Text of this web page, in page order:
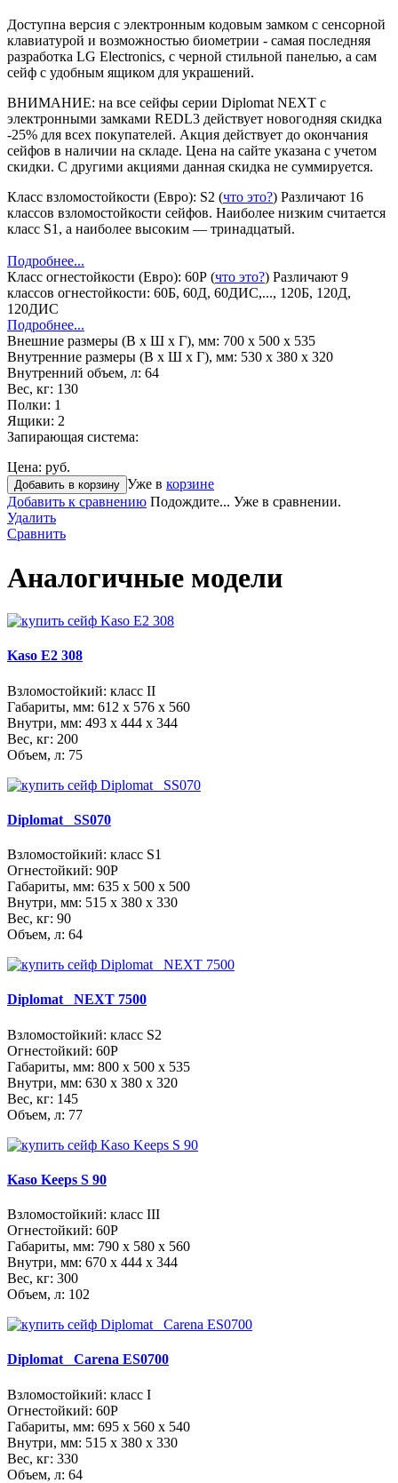
Доступна версия с электронным кодовым замком с сенсорной
клавиатурой и возможностью биометрии - самая последняя
разработка LG Electronics, с черной стильной панелью, а сам
сейф с удобным ящиком для украшений.
ВНИМАНИЕ: на все сейфы серии Diplomat NEXT с
электронными замками REDL3 действует новогодняя скидка
-25% для всех покупателей. Акция действует до окончания
сейфов в наличии на складе. Цена на сайте указана с учетом
скидки. С другими акциями данная скидка не суммируется.
Класс взломостойкости (Евро): S2 (что это?) Различают 16
классов взломостойкости сейфов. Наиболее низким считается
класс S1, а наиболее высоким — тринадцатый.
Подробнее...
Класс огнестойкости (Евро): 60Р (что это?) Различают 9
классов огнестойкости: 60Б, 60Д, 60ДИС,..., 120Б, 120Д,
120ДИС
Подробнее...
Внешние размеры (В х Ш х Г), мм: 700 x 500 x 535
Внутренние размеры (В х Ш х Г), мм: 530 x 380 x 320
Внутренний объем, л: 64
Вес, кг: 130
Полки: 1
Ящики: 2
Запирающая система:
Цена: руб.
Добавить в корзину Уже в корзине
Добавить к сравнению Подождите... Уже в сравнении.
Удалить
Сравнить
Аналогичные модели
Kaso E2 308
Взломостойкий: класс II
Габариты, мм: 612 x 576 x 560
Внутри, мм: 493 x 444 x 344
Вес, кг: 200
Объем, л: 75
Diplomat_ SS070
Взломостойкий: класс S1
Огнестойкий: 90P
Габариты, мм: 635 x 500 x 500
Внутри, мм: 515 x 380 x 330
Вес, кг: 90
Объем, л: 64
Diplomat_ NEXT 7500
Взломостойкий: класс S2
Огнестойкий: 60Р
Габариты, мм: 800 x 500 x 535
Внутри, мм: 630 x 380 x 320
Вес, кг: 145
Объем, л: 77
Kaso Keeps S 90
Взломостойкий: класс III
Огнестойкий: 60Р
Габариты, мм: 790 x 580 x 560
Внутри, мм: 670 x 444 x 344
Вес, кг: 300
Объем, л: 102
Diplomat_ Carena ES0700
Взломостойкий: класс I
Огнестойкий: 60Р
Габариты, мм: 695 x 560 x 540
Внутри, мм: 515 x 380 x 330
Вес, кг: 330
Объем, л: 64